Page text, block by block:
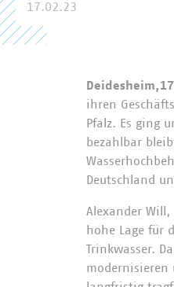
17.02.23
ihren
Pfalz. Es ging
bezahlbar
Deutschland
Alexander Will,
hohe Lage für
Trinkwasser.
modernisieren